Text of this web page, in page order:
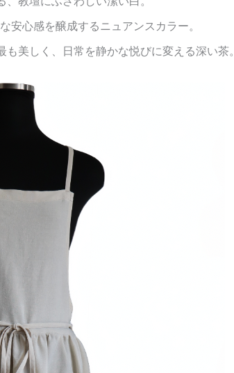
安心感を醸成するニュアンスカラー。
も美しく、日常を静かな悦びに変える深い茶。